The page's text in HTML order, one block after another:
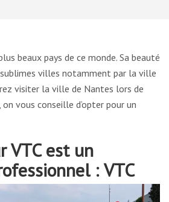
beaux pays de ce monde. Sa beauté
villes notamment par la ville
visiter la ville de Nantes lors de
vous conseille d’opter pour un
VTC est un
:VTC